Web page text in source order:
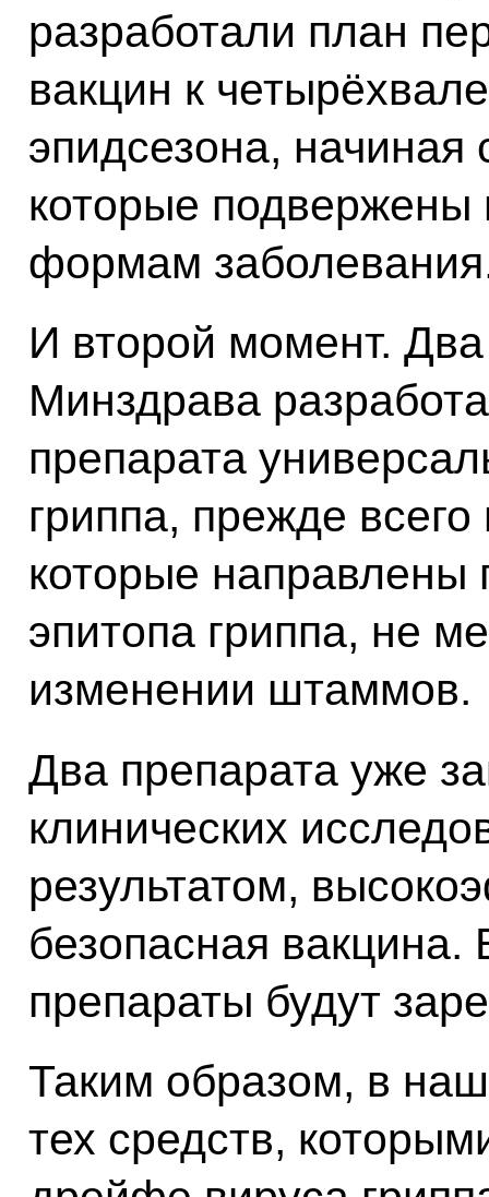
разработали план
вакцин к
эпидсезона, начиная
которые
формам
И второй момент.
Минздрава
препарата
гриппа, прежде
которые направлены
эпитопа гриппа, не
изменении штаммов.
Два препарата уже
клинических
результатом,
безопасная
препараты будут
Таким образом, в
тех средств,